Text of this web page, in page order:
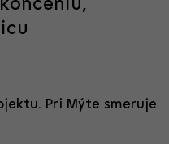
Pri Mýte smeruje